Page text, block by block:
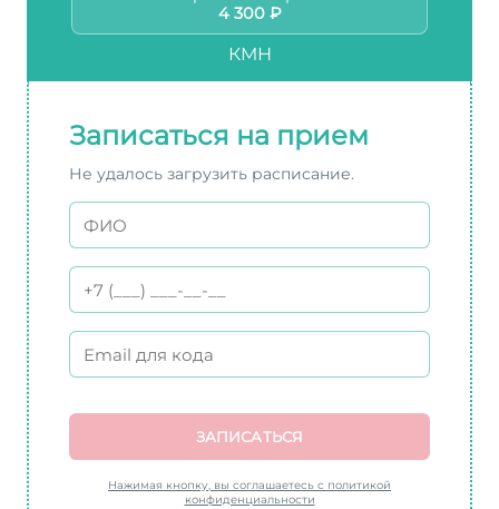
4 300 ₽
КМН
Записаться на прием
Не удалось загрузить расписание.
ЗАПИСАТЬСЯ
Нажимая кнопку, вы соглашаетесь с политикой
конфиденциальности